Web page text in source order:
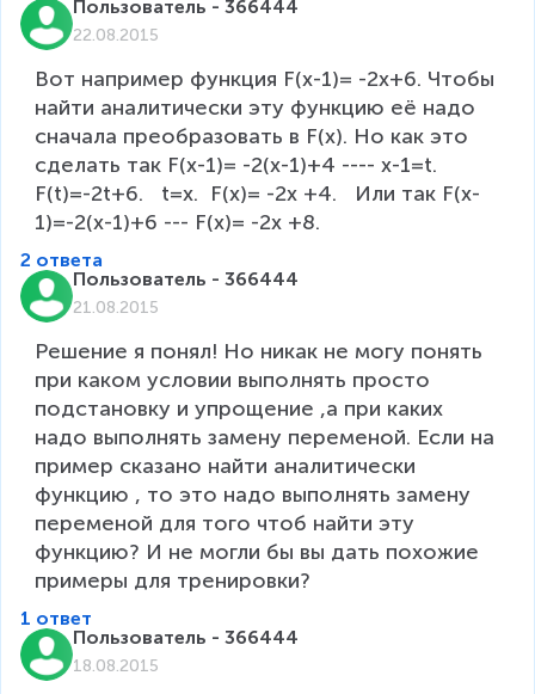
Пользователь - 366444
22.08.2015
Вот например функция F(x-1)= -2x+6. Чтобы
найти аналитически эту функцию её надо
сначала преобразовать в F(x). Но как это
сделать так F(x-1)= -2(x-1)+4 ---- x-1=t.
F(t)=-2t+6.   t=x.  F(x)= -2x +4.   Или так F(x-
1)=-2(x-1)+6 --- F(x)= -2x +8.
2 ответа
Пользователь - 366444
21.08.2015
Решение я понял! Но никак не могу понять
при каком условии выполнять просто
подстановку и упрощение ,а при каких
надо выполнять замену переменой. Если на
пример сказано найти аналитически
функцию , то это надо выполнять замену
переменой для того чтоб найти эту
функцию? И не могли бы вы дать похожие
примеры для тренировки?
1 ответ
Пользователь - 366444
18.08.2015